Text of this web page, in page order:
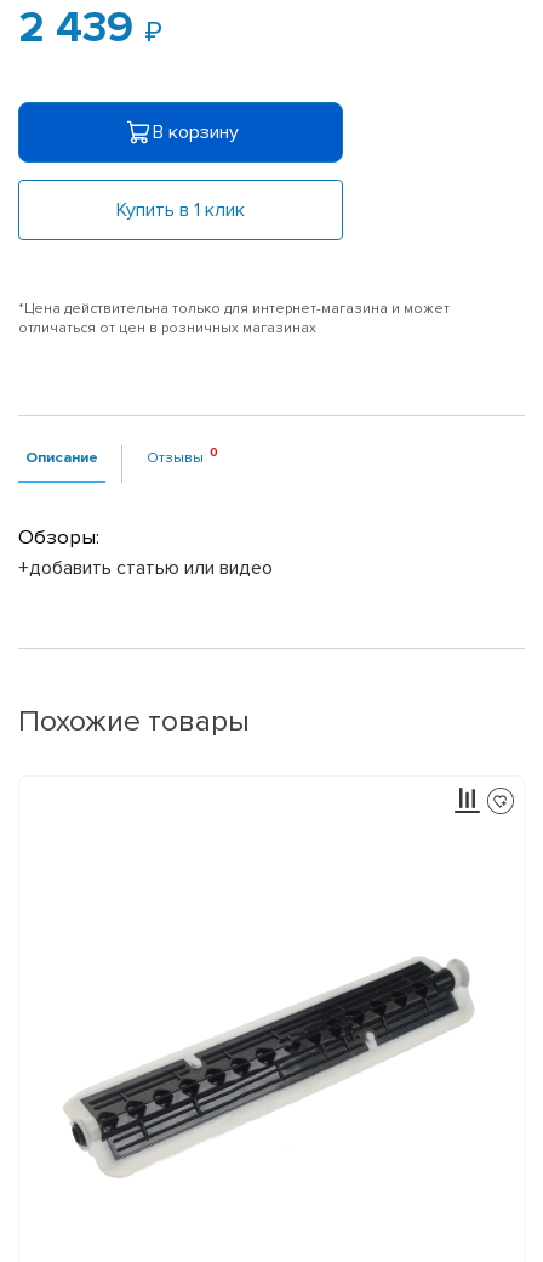
2 439
В корзину
Купить в 1 клик
*Цена действительна только для интернет-магазина и может
отличаться от цен в розничных магазинах
Описание Отзывы
Обзоры:
+добавить статью или видео
Похожие товары